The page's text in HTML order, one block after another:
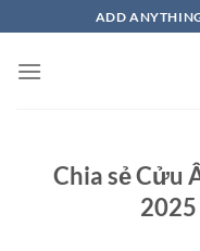
qua
nội
ADD
Chia sẻ Cửu